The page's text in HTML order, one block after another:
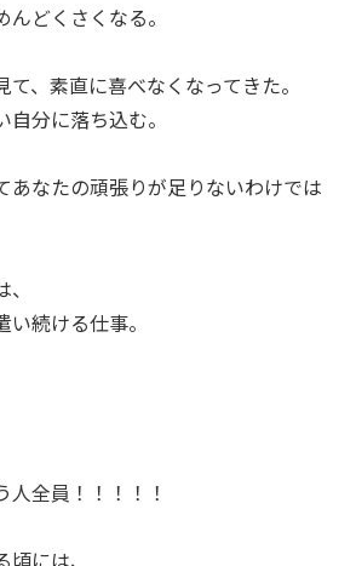
どくさくなる。
、素直に喜べなくなってきた。
分に落ち込む。
あなたの頑張りが足りないわけでは
続ける仕事。
全員！！！！！
には、